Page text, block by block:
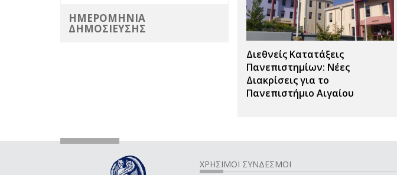
Διεθνείς Κατατάξεις
Πανεπιστημίων: Νέες
Διακρίσεις για το
Πανεπιστήμιο Αιγαίου
ΗΜΕΡΟΜΗΝΙΑ
ΔΗΜΟΣΙΕΥΣΗΣ
ΧΡΗΣΙΜΟΙ ΣΥΝΔΕΣΜΟΙ